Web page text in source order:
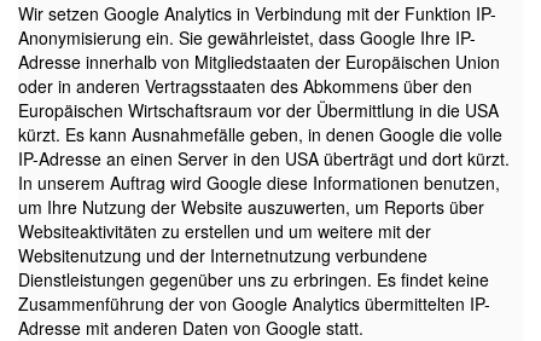
Wir setzen Google Analytics in Verbindung mit der Funktion IP-
Anonymisierung ein. Sie gewährleistet, dass Google Ihre IP-
Adresse innerhalb von Mitgliedstaaten der Europäischen Union
oder in anderen Vertragsstaaten des Abkommens über den
Europäischen Wirtschaftsraum vor der Übermittlung in die USA
kürzt. Es kann Ausnahmefälle geben, in denen Google die volle
IP-Adresse an einen Server in den USA überträgt und dort kürzt.
In unserem Auftrag wird Google diese Informationen benutzen,
um Ihre Nutzung der Website auszuwerten, um Reports über
Websiteaktivitäten zu erstellen und um weitere mit der
Websitenutzung und der Internetnutzung verbundene
Dienstleistungen gegenüber uns zu erbringen. Es findet keine
Zusammenführung der von Google Analytics übermittelten IP-
Adresse mit anderen Daten von Google statt.